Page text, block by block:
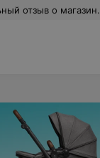
действительно приятно, когда так заботятся о клиентах. Рекомендую "Модный принт" всем, кто ищет качественные ткани и отличное обслуживание!